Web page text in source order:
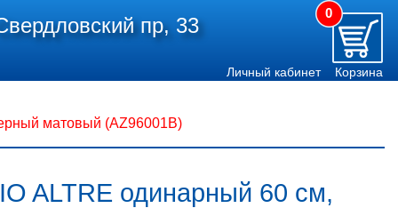
пр, 33
0
Личный кабинет Корзина
матовый (AZ96001B)
ALTRE одинарный 60 см,